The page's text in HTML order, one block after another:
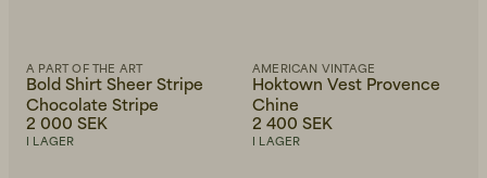
A PART OF THE ART
Bold Shirt Sheer Stripe
Chocolate Stripe
2 000 SEK
I LAGER
AMERICAN VINTAGE
Hoktown Vest Provence
Chine
2 400 SEK
I LAGER